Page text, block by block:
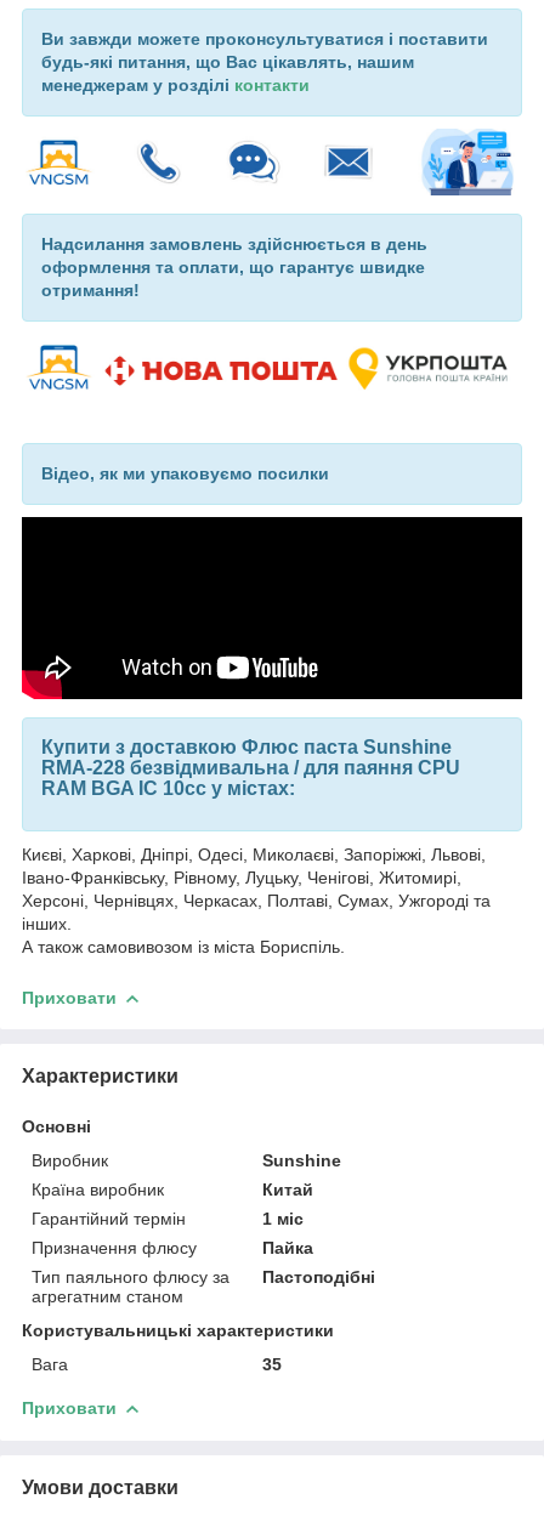
Ви завжди можете проконсультуватися і поставити
будь-які питання, що Вас цікавлять, нашим
менеджерам у розділі контакти
Надсилання замовлень здійснюється в день
оформлення та оплати, що гарантує швидке
отримання!
Відео, як ми упаковуємо посилки
Купити з доставкою Флюс паста Sunshine
RMA-228 безвідмивальна / для паяння CPU
RAM BGA IC 10cc у містах:
Києві, Харкові, Дніпрі, Одесі, Миколаєві, Запоріжжі, Львові,
Івано-Франківську, Рівному, Луцьку, Ченігові, Житомирі,
Херсоні, Чернівцях, Черкасах, Полтаві, Сумах, Ужгороді та
інших.
А також самовивозом із міста Бориспіль.
Приховати
Характеристики
Основні
Виробник
Sunshine
Країна виробник
Китай
Гарантійний термін
1 міс
Призначення флюсу
Пайка
Тип паяльного флюсу за
агрегатним станом
Пастоподібні
Користувальницькі характеристики
Вага
35
Приховати
Умови доставки